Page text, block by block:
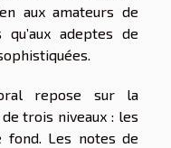
aux amateurs de
adeptes de
repose sur la
trois niveaux : les
Les notes de